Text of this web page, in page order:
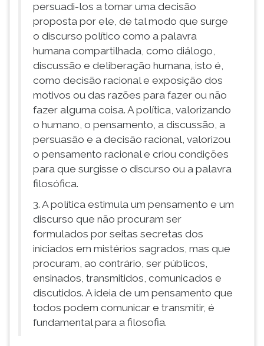
persuadi-los a tomar uma decisão
proposta por ele, de tal modo que surge
o discurso político como a palavra
humana compartilhada, como diálogo,
discussão e deliberação humana, isto é,
como decisão racional e exposição dos
motivos ou das razões para fazer ou não
fazer alguma coisa. A política, valorizando
o humano, o pensamento, a discussão, a
persuasão e a decisão racional, valorizou
o pensamento racional e criou condições
para que surgisse o discurso ou a palavra
filosófica.
3. A política estimula um pensamento e um
discurso que não procuram ser
formulados por seitas secretas dos
iniciados em mistérios sagrados, mas que
procuram, ao contrário, ser públicos,
ensinados, transmitidos, comunicados e
discutidos. A ideia de um pensamento que
todos podem comunicar e transmitir, é
fundamental para a filosofia.